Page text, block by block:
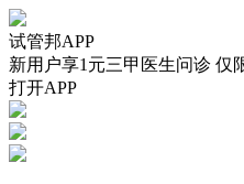
试管邦APP
新用户享1元三甲医生问诊 仅
打开APP